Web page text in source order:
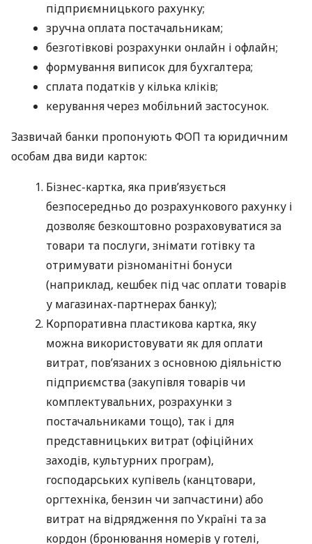
підприємницького рахунку;
зручна оплата постачальникам;
безготівкові розрахунки онлайн і офлайн;
формування виписок для бухгалтера;
сплата податків у кілька кліків;
керування через мобільний застосунок.
Зазвичай банки пропонують ФОП та юридичним
особам два види карток:
Бізнес-картка, яка прив’язується
безпосередньо до розрахункового рахунку і
дозволяє безкоштовно розраховуватися за
товари та послуги, знімати готівку та
отримувати різноманітні бонуси
(наприклад, кешбек під час оплати товарів
у магазинах-партнерах банку);
Корпоративна пластикова картка, яку
можна використовувати як для оплати
витрат, пов’язаних з основною діяльністю
підприємства (закупівля товарів чи
комплектувальних, розрахунки з
постачальниками тощо), так і для
представницьких витрат (офіційних
заходів, культурних програм),
господарських купівель (канцтовари,
оргтехніка, бензин чи запчастини) або
витрат на відрядження по Україні та за
кордон (бронювання номерів у готелі,